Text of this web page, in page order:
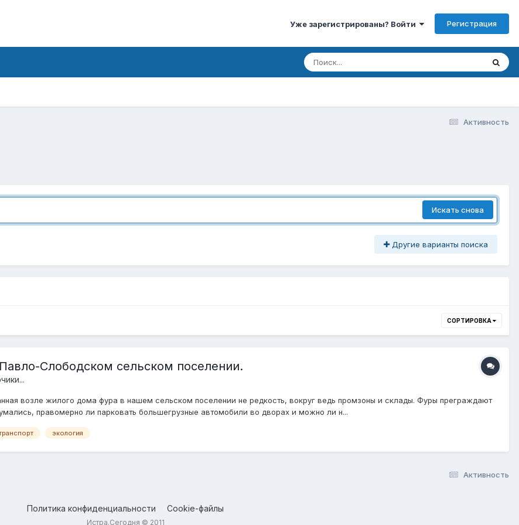
Уже зарегистрированы? Войти Регистрация
Активность
Искать снова
Другие варианты поиска
СОРТИРОВКА
Слободском сельском поселении.
возле жилого дома фура в нашем сельском поселении не редкость, вокруг ведь промзоны и склады. Фуры преграждают
правомерно ли парковать большегрузные автомобили во дворах и можно ли н...
экология
Активность
Политика конфиденциальности Cookie-файлы
Истра.Сегодня © 2011